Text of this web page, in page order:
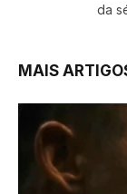
da
MAIS